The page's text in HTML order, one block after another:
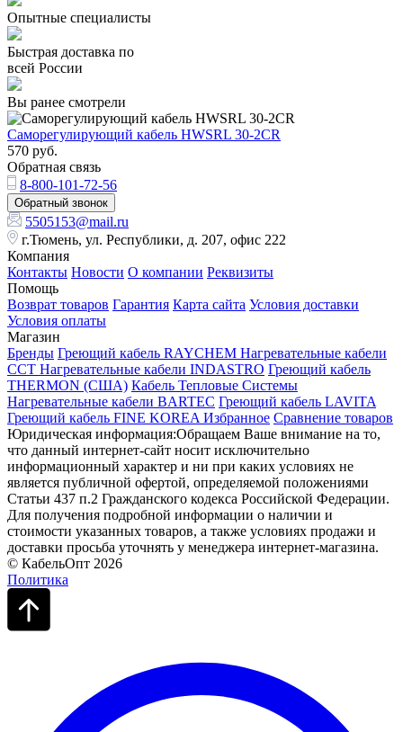
Опытные специалисты
Быстрая доставка по
всей России
Вы ранее смотрели
Саморегулирующий кабель HWSRL 30-2CR
570 руб.
Обратная связь
8-800-101-72-56
Обратный звонок
5505153@mail.ru
г.Тюмень, ул. Республики, д. 207, офис 222
Компания
Контакты Новости О компании Реквизиты
Помощь
Возврат товаров Гарантия Карта сайта Условия доставки
Условия оплаты
Магазин
Бренды Греющий кабель RAYCHEM Нагревательные кабели
ССТ Нагревательные кабели INDASTRO Греющий кабель
THERMON (США) Кабель Тепловые Системы
Нагревательные кабели BARTEC Греющий кабель LAVITA
Греющий кабель FINE KOREA Избранное Сравнение товаров
Юридическая информация:Обращаем Ваше внимание на то,
что данный интернет-сайт носит исключительно
информационный характер и ни при каких условиях не
является публичной офертой, определяемой положениями
Статьи 437 п.2 Гражданского кодекса Российской Федерации.
Для получения подробной информации о наличии и
стоимости указанных товаров, а также условиях продажи и
доставки просьба уточнять у менеджера интернет-магазина.
© КабельОпт 2026
Политика